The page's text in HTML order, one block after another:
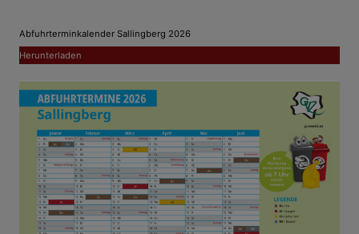
Abfuhrterminkalender Sallingberg 2026
Herunterladen